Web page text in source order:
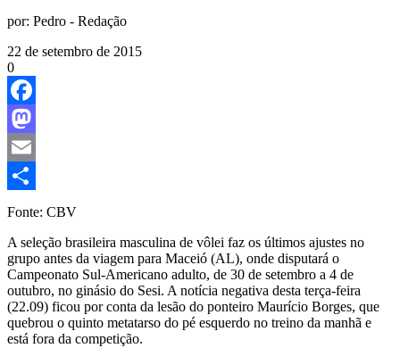
por: Pedro - Redação
22 de setembro de 2015
0
Facebook
Mastodon
Email
Share
Fonte: CBV
A seleção brasileira masculina de vôlei faz os últimos ajustes no
grupo antes da viagem para Maceió (AL), onde disputará o
Campeonato Sul-Americano adulto, de 30 de setembro a 4 de
outubro, no ginásio do Sesi. A notícia negativa desta terça-feira
(22.09) ficou por conta da lesão do ponteiro Maurício Borges, que
quebrou o quinto metatarso do pé esquerdo no treino da manhã e
está fora da competição.